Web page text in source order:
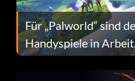
Für „Palworld“ sind
Handyspiele in
dafür.